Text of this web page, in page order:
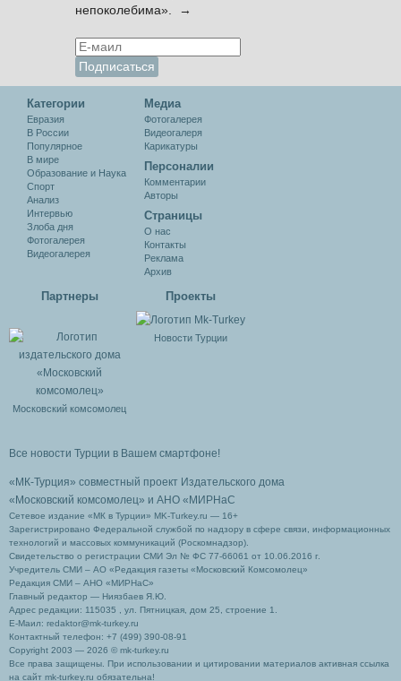
непоколебима». →
Категории
Евразия
В России
Популярное
В мире
Образование и Наука
Спорт
Анализ
Интервью
Злоба дня
Фотогалерея
Видеогалерея
Медиа
Фотогалерея
Видеогалеря
Карикатуры
Персоналии
Комментарии
Авторы
Cтраницы
О нас
Контакты
Реклама
Архив
Партнеры
Московский комсомолец
Проекты
Новости Турции
Все новости Турции в Вашем смартфоне!
«МК-Турция» совместный проект Издательского дома
«Московский комсомолец» и АНО «МИРНаС
Сетевое издание «МК в Турции» MK-Turkey.ru — 16+
Зарегистрировано Федеральной службой по надзору в сфере связи, информационных
технологий и массовых коммуникаций (Роскомнадзор).
Свидетельство о регистрации СМИ Эл № ФС 77-66061 от 10.06.2016 г.
Учредитель СМИ – АО «Редакция газеты «Московский Комсомолец»
Редакция СМИ – АНО «МИРНаС»
Главный редактор — Ниязбаев Я.Ю.
Адрес редакции: 115035 , ул. Пятницкая, дом 25, строение 1.
Е-Маил: redaktor@mk-turkey.ru
Контактный телефон: +7 (499) 390-08-91
Copyright 2003 — 2026 © mk-turkey.ru
Все права защищены. При использовании и цитировании материалов активная ссылка
на сайт mk-turkey.ru обязательна!